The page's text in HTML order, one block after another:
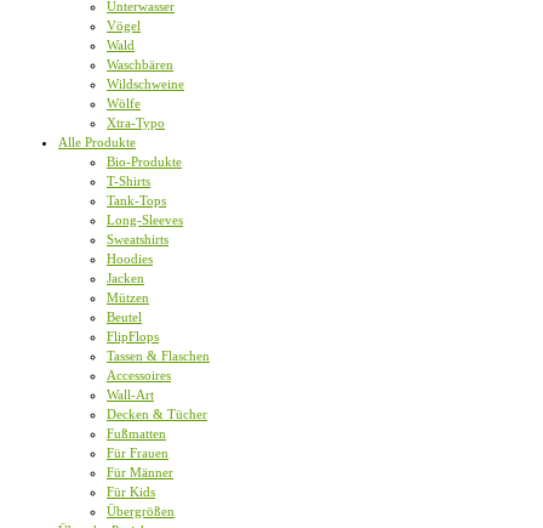
Unterwasser
Vögel
Wald
Waschbären
Wildschweine
Wölfe
Xtra-Typo
Alle Produkte
Bio-Produkte
T-Shirts
Tank-Tops
Long-Sleeves
Sweatshirts
Hoodies
Jacken
Mützen
Beutel
FlipFlops
Tassen & Flaschen
Accessoires
Wall-Art
Decken & Tücher
Fußmatten
Für Frauen
Für Männer
Für Kids
Übergrößen